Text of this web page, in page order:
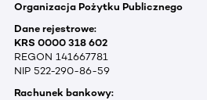
Organizacja Pożytku Publicznego
Dane rejestrowe:
KRS 0000 318 602
REGON 141667781
NIP 522-290-86-59
Rachunek bankowy: